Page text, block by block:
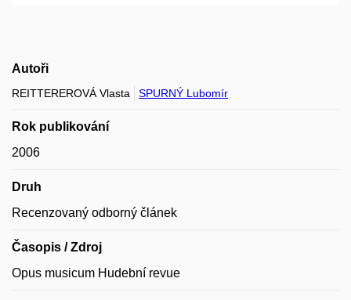
Autoři
REITTEREROVÁ Vlasta SPURNÝ Lubomír
Rok publikování
2006
Druh
Recenzovaný odborný článek
Časopis / Zdroj
Opus musicum Hudební revue